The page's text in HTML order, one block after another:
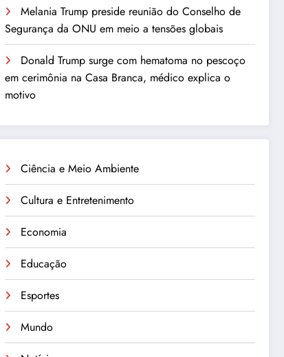
Melania Trump preside reunião do Conselho de
Segurança da ONU em meio a tensões globais
Donald Trump surge com hematoma no pescoço
em cerimônia na Casa Branca, médico explica o
motivo
Ciência e Meio Ambiente
Cultura e Entretenimento
Economia
Educação
Esportes
Mundo